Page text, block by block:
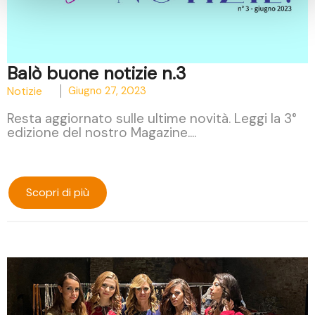
Balò buone notizie n.3
Notizie Giugno 27, 2023
Resta aggiornato sulle ultime novità. Leggi la 3°
edizione del nostro Magazine....
Scopri di più